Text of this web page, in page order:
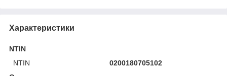
Характеристики
NTIN
NTIN
0200180705102